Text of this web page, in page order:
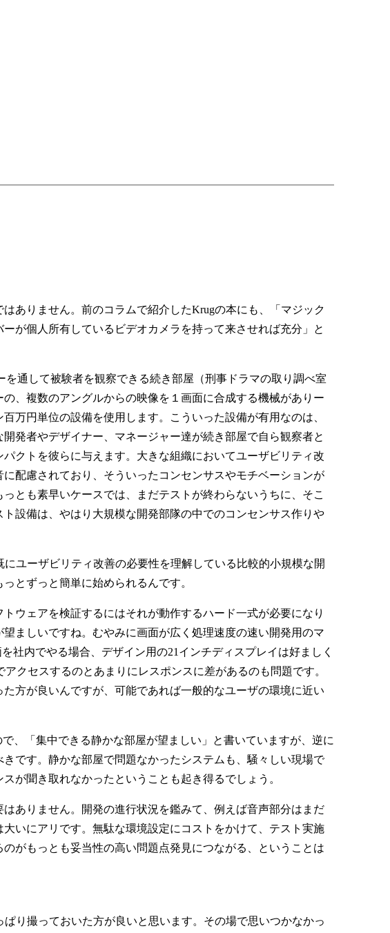
ありません。前のコラムで紹介したKrugの本にも、「マジック
が個人所有しているビデオカメラを持って来させれば充分」と
通して被験者を観察できる続き部屋（刑事ドラマの取り調べ室
、複数のアングルからの映像を１画面に合成する機械がありー
万円単位の設備を使用します。こういった設備が有用なのは、
発者やデザイナー、マネージャー達が続き部屋で自ら観察者と
クトを彼らに与えます。大きな組織においてユーザビリティ改
配慮されており、そういったコンセンサスやモチベーションが
とも素早いケースでは、まだテストが終わらないうちに、そこ
設備は、やはり大規模な開発部隊の中でのコンセンサス作りや
ユーザビリティ改善の必要性を理解している比較的小規模な開
とずっと簡単に始められるんです。
ウェアを検証するにはそれが動作するハード一式が必要になり
ましいですね。むやみに画面が広く処理速度の速い開発用のマ
社内でやる場合、デザイン用の21インチディスプレイは好ましく
クセスするのとあまりにレスポンスに差があるのも問題です。
方が良いんですが、可能であれば一般的なユーザの環境に近い
、「集中できる静かな部屋が望ましい」と書いていますが、逆に
です。静かな部屋で問題なかったシステムも、騒々しい現場で
が聞き取れなかったということも起き得るでしょう。
ありません。開発の進行状況を鑑みて、例えば音声部分はまだ
いにアリです。無駄な環境設定にコストをかけて、テスト実施
がもっとも妥当性の高い問題点発見につながる、ということは
り撮っておいた方が良いと思います。その場で思いつかなかっ